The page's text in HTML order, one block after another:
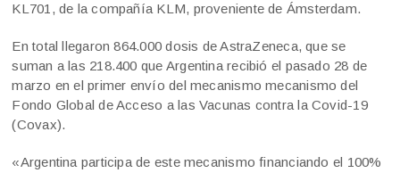
KL701, de la compañía KLM, proveniente de Ámsterdam.
En total llegaron 864.000 dosis de AstraZeneca, que se
suman a las 218.400 que Argentina recibió el pasado 28 de
marzo en el primer envío del mecanismo mecanismo del
Fondo Global de Acceso a las Vacunas contra la Covid-19
(Covax).
«Argentina participa de este mecanismo financiando el 100%